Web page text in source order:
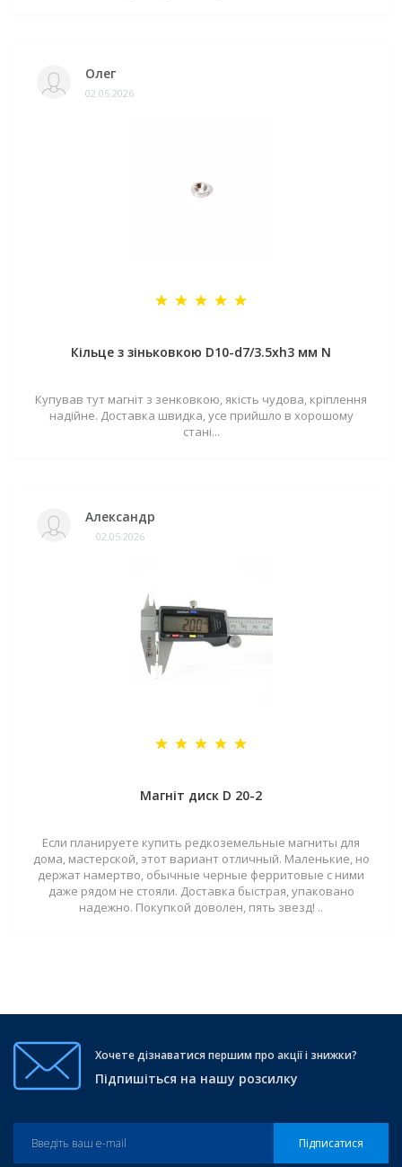
Олег
02.05.2026
Кільце з зіньковкою D10-d7/3.5хh3 мм N
Купував тут магніт з зенковкою, якість чудова, кріплення
надійне. Доставка швидка, усе прийшло в хорошому
стані...
Александр
02.05.2026
Магніт диск D 20-2
Если планируете купить редкоземельные магниты для
дома, мастерской, этот вариант отличный. Маленькие, но
держат намертво, обычные черные ферритовые с ними
даже рядом не стояли. Доставка быстрая, упаковано
надежно. Покупкой доволен, пять звезд! ..
Хочете дізнаватися першим про акції і знижки?
Підпишіться на нашу розсилку
Підписатися